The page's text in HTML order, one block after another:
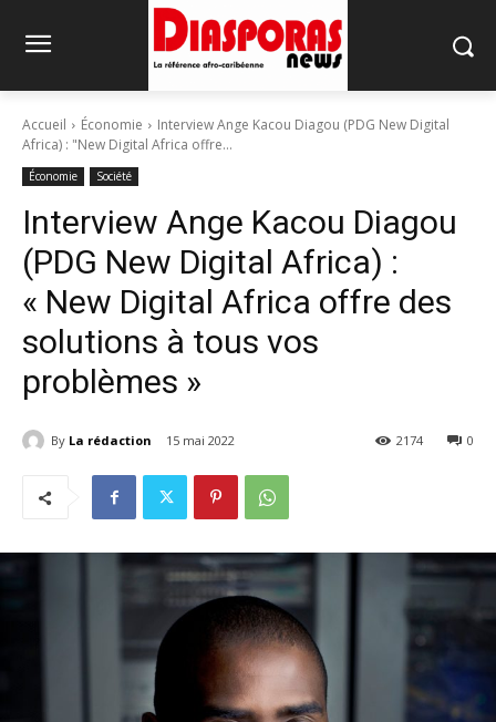
Accueil Économie
Interview Ange Kacou Diagou (PDG New Digital
Africa) : "New Digital Africa offre...
Économie Société
Interview Ange Kacou Diagou
(PDG New Digital Africa) :
« New Digital Africa offre des
solutions à tous vos
problèmes »
By La rédaction 15 mai 2022 0
2174